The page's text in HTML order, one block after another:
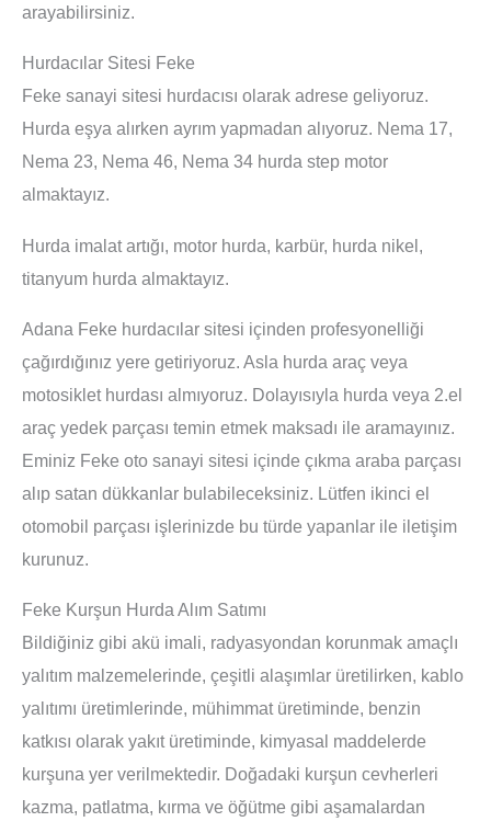
arayabilirsiniz.
Hurdacılar Sitesi Feke
Feke sanayi sitesi hurdacısı olarak adrese geliyoruz.
Hurda eşya alırken ayrım yapmadan alıyoruz. Nema 17,
Nema 23, Nema 46, Nema 34 hurda step motor
almaktayız.
Hurda imalat artığı, motor hurda, karbür, hurda nikel,
titanyum hurda almaktayız.
Adana Feke hurdacılar sitesi içinden profesyonelliği
çağırdığınız yere getiriyoruz. Asla hurda araç veya
motosiklet hurdası almıyoruz. Dolayısıyla hurda veya 2.el
araç yedek parçası temin etmek maksadı ile aramayınız.
Eminiz Feke oto sanayi sitesi içinde çıkma araba parçası
alıp satan dükkanlar bulabileceksiniz. Lütfen ikinci el
otomobil parçası işlerinizde bu türde yapanlar ile iletişim
kurunuz.
Feke Kurşun Hurda Alım Satımı
Bildiğiniz gibi akü imali, radyasyondan korunmak amaçlı
yalıtım malzemelerinde, çeşitli alaşımlar üretilirken, kablo
yalıtımı üretimlerinde, mühimmat üretiminde, benzin
katkısı olarak yakıt üretiminde, kimyasal maddelerde
kurşuna yer verilmektedir. Doğadaki kurşun cevherleri
kazma, patlatma, kırma ve öğütme gibi aşamalardan